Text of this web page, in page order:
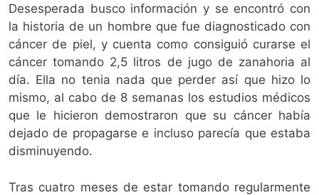
Desesperada busco información y se encontró con
la historia de un hombre que fue diagnosticado con
cáncer de piel, y cuenta como consiguió curarse el
cáncer tomando 2,5 litros de jugo de zanahoria al
día. Ella no tenia nada que perder así que hizo lo
mismo, al cabo de 8 semanas los estudios médicos
que le hicieron demostraron que su cáncer había
dejado de propagarse e incluso parecía que estaba
disminuyendo.
Tras cuatro meses de estar tomando regularmente